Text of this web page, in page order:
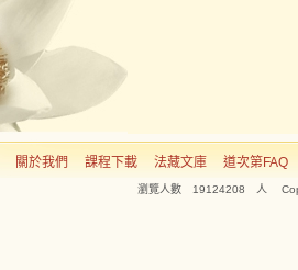
關於我們 課程下載 法藏文庫 道次第FAQ
瀏覽人數 19124208 人